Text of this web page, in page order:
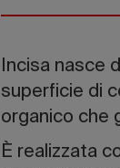
Incisa nasce
superficie di
organico che
È realizzata